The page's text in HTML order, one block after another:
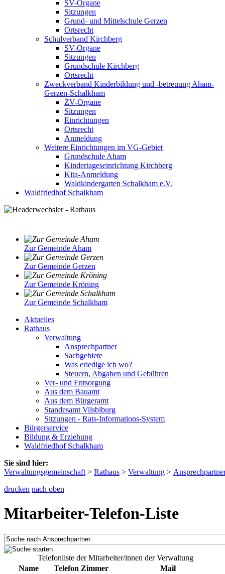
SV-Organe
Sitzungen
Grund- und Mittelschule Gerzen
Ortsrecht
Schulverband Kirchberg
SV-Organe
Sitzungen
Grundschule Kirchberg
Ortsrecht
Zweckverband Kinderbildung und -betreuung Aham-
Gerzen-Schalkham
ZV-Organe
Sitzungen
Einrichtungen
Ortsrecht
Anmeldung
Weitere Einrichtungen im VG-Gebiet
Grundschule Aham
Kindertageseinrichtung Kirchberg
Kita-Anmeldung
Waldkindergarten Schalkham e.V.
Waldfriedhof Schalkham
Zur Gemeinde Aham
Zur Gemeinde Gerzen
Zur Gemeinde Kröning
Zur Gemeinde Schalkham
Aktuelles
Rathaus
Verwaltung
Ansprechpartner
Sachgebiete
Was erledige ich wo?
Steuern, Abgaben und Gebühren
Ver- und Entsorgung
Aus dem Bauamt
Aus dem Bürgeramt
Standesamt Vilsbiburg
Sitzungen - Rats-Informations-System
Bürgerservice
Bildung & Erziehung
Waldfriedhof Schalkham
Sie sind hier:
Verwaltungsgemeinschaft > Rathaus > Verwaltung >
drucken nach oben
Mitarbeiter-Telefon-Liste
Telefonliste der Mitarbeiter/innen der Verwaltung
Name
Telefon Zimmer
Mail